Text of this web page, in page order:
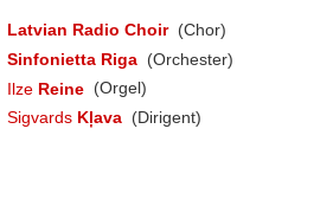
Latvian Radio Choir (Chor)
Sinfonietta Riga (Orchester)
Ilze Reine (Orgel)
Sigvards Kļava (Dirigent)